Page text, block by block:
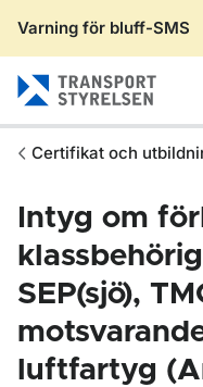
Varning för bluff-SMS
Certifikat och
Intyg om
SEP(sjö),
luftfartyg